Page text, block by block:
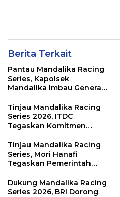
Berita Terkait
Pantau Mandalika Racing
Series, Kapolsek
Mandalika Imbau Generasi
Sirkuit, Bukan Jalan Raya
Tinjau Mandalika Racing
Series 2026, ITDC
Tegaskan Komitmen
Dampak Ekonomi
Kawasan
Tinjau Mandalika Racing
Series, Mori Hanafi
Tegaskan Pemerintah
NTB
Dukung Mandalika Racing
Series 2026, BRI Dorong